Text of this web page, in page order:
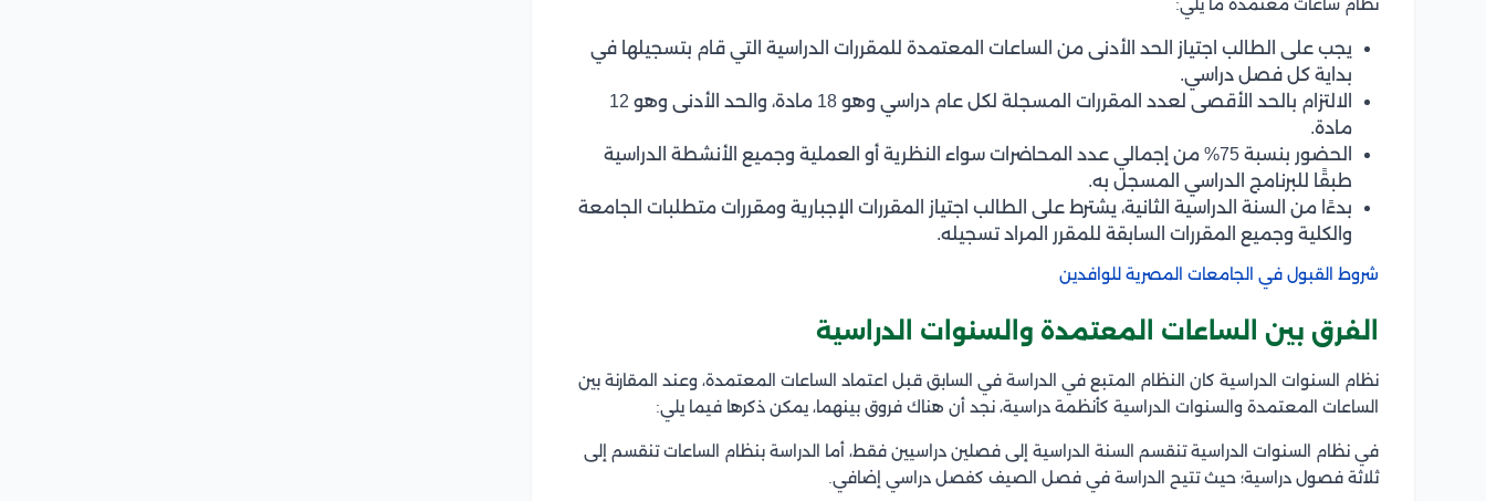
نظام ساعات معتمدة ما يلي:
يجب على الطالب اجتياز الحد الأدنى من الساعات المعتمدة للمقررات الدراسية التي قام بتسجيلها في
بداية كل فصل دراسي.
الالتزام بالحد الأقصى لعدد المقررات المسجلة لكل عام دراسي وهو 18 مادة، والحد الأدنى وهو 12
مادة.
الحضور بنسبة 75% من إجمالي عدد المحاضرات سواء النظرية أو العملية وجميع الأنشطة الدراسية
طبقًا للبرنامج الدراسي المسجل به.
بدءًا من السنة الدراسية الثانية، يشترط على الطالب اجتياز المقررات الإجبارية ومقررات متطلبات الجامعة
والكلية وجميع المقررات السابقة للمقرر المراد تسجيله.
شروط القبول في الجامعات المصرية للوافدين
الفرق بين الساعات المعتمدة والسنوات الدراسية
نظام السنوات الدراسية كان النظام المتبع في الدراسة في السابق قبل اعتماد الساعات المعتمدة، وعند المقارنة بين
الساعات المعتمدة والسنوات الدراسية كأنظمة دراسية، نجد أن هناك فروق بينهما، يمكن ذكرها فيما يلي:
في نظام السنوات الدراسية تنقسم السنة الدراسية إلى فصلين دراسيين فقط، أما الدراسة بنظام الساعات تنقسم إلى
ثلاثة فصول دراسية؛ حيث تتيح الدراسة في فصل الصيف كفصل دراسي إضافي.